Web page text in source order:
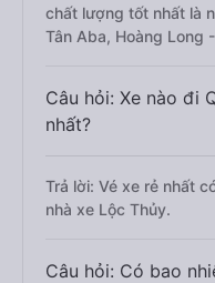
chất lượng tốt nhất là
Tân Aba, Hoàng Long
Câu hỏi: Xe nào đi
nhất?
Trả lời: Vé xe rẻ nhất
nhà xe Lộc Thủy.
Câu hỏi: Có bao